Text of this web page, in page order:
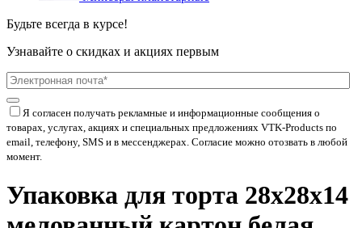
Будьте всегда в курсе!
Узнавайте о скидках и акциях первым
Я согласен получать рекламные и информационные сообщения о
товарах, услугах, акциях и специальных предложениях VTK-Products по
email, телефону, SMS и в мессенджерах. Согласие можно отозвать в любой
момент.
Упаковка для торта 28х28х14